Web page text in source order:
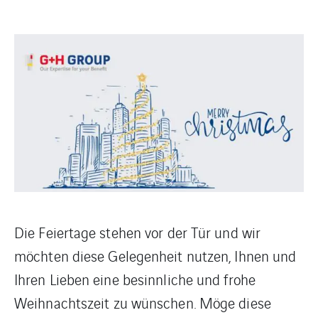
Die Feiertage stehen vor der Tür und wir
möchten diese Gelegenheit nutzen, Ihnen und
Ihren Lieben eine besinnliche und frohe
Weihnachtszeit zu wünschen. Möge diese